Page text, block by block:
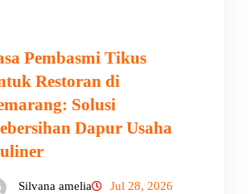
Pembasmi Tikus
Restoran di
Solusi
Dapur Usaha
Silvana amelia Jul 28, 2026